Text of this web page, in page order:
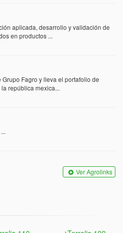
aplicada, desarrollo y validación de
en productos ...
Fagro y lleva el portafolio de
república mexica...
Ver Agrolinks